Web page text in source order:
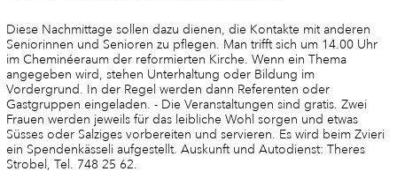
Diese Nachmittage sollen dazu dienen, die Kontakte mit anderen
Seniorinnen und Senioren zu pflegen. Man trifft sich um 14.00 Uhr
im Cheminéeraum der reformierten Kirche. Wenn ein Thema
angegeben wird, stehen Unterhaltung oder Bildung im
Vordergrund. In der Regel werden dann Referenten oder
Gastgruppen eingeladen. - Die Veranstaltungen sind gratis. Zwei
Frauen werden jeweils für das leibliche Wohl sorgen und etwas
Süsses oder Salziges vorbereiten und servieren. Es wird beim Zvieri
ein Spendenkässeli aufgestellt. Auskunft und Autodienst: Theres
Strobel, Tel. 748 25 62.